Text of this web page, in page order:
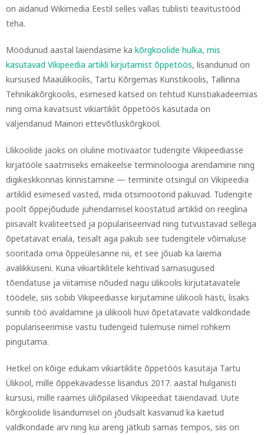
on aidanud Wikimedia Eestil selles vallas tublisti teavitustööd
teha.
Möödunud aastal laiendasime ka kõrgkoolide hulka, mis
kasutavad Vikipeedia artikli kirjutamist õppetöös, lisandunud on
kursused Maaülikoolis, Tartu Kõrgemas Kunstikoolis, Tallinna
Tehnikakõrgkoolis, esimesed katsed on tehtud Kunstiakadeemias
ning oma kavatsust vikiartiklit õppetöös kasutada on
väljendanud Mainori ettevõtluskõrgkool.
Ülikoolide jaoks on oluline motivaator tudengite Vikipeediasse
kirjatööle saatmiseks emakeelse terminoloogia arendamine ning
digikeskkonnas kinnistamine — terminite otsingul on Vikipeedia
artiklid esimesed vasted, mida otsimootorid pakuvad. Tudengite
poolt õppejõudude juhendamisel koostatud artiklid on reeglina
piisavalt kvaliteetsed ja populariseerivad ning tutvustavad sellega
õpetatavat eriala, teisalt aga pakub see tudengitele võimaluse
sooritada oma õppeülesanne nii, et see jõuab ka laiema
avalikkuseni. Kuna vikiartiklitele kehtivad samasugused
tõendatuse ja viitamise nõuded nagu ülikoolis kirjutatavatele
töödele, siis sobib Vikipeediasse kirjutamine ülikooli hästi, lisaks
sunnib töö avaldamine ja ülikooli huvi õpetatavate valdkondade
populariseerimise vastu tudengeid tulemuse nimel rohkem
pingutama.
Hetkel on kõige edukam vikiartiklite õppetöös kasutaja Tartu
Ülikool, mille õppekavadesse lisandus 2017. aastal hulganisti
kursusi, mille raames üliõpilased Vikipeediat täiendavad. Uute
kõrgkoolide lisandumisel on jõudsalt kasvanud ka kaetud
valdkondade arv ning kui areng jätkub samas tempos, siis on